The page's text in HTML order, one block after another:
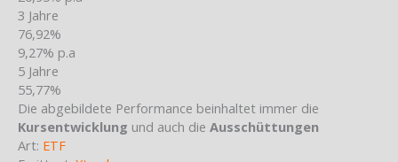
3 Jahre
76,92%
9,27% p.a
5 Jahre
55,77%
Die abgebildete Performance beinhaltet immer die
Kursentwicklung und auch die Ausschüttungen
Art: ETF